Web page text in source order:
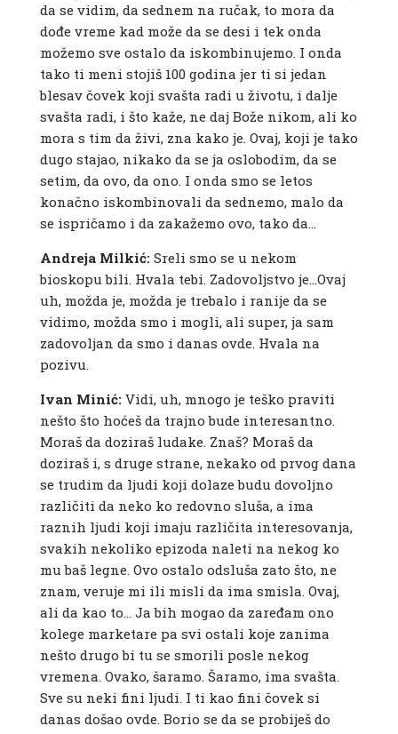
da se vidim, da sednem na ručak, to mora da
dođe vreme kad može da se desi i tek onda
možemo sve ostalo da iskombinujemo. I onda
tako ti meni stojiš 100 godina jer ti si jedan
blesav čovek koji svašta radi u životu, i dalje
svašta radi, i što kaže, ne daj Bože nikom, ali ko
mora s tim da živi, zna kako je. Ovaj, koji je tako
dugo stajao, nikako da se ja oslobodim, da se
setim, da ovo, da ono. I onda smo se letos
konačno iskombinovali da sednemo, malo da
se ispričamo i da zakažemo ovo, tako da…
Andreja Milkić: Sreli smo se u nekom
bioskopu bili. Hvala tebi. Zadovoljstvo je…Ovaj
uh, možda je, možda je trebalo i ranije da se
vidimo, možda smo i mogli, ali super, ja sam
zadovoljan da smo i danas ovde. Hvala na
pozivu.
Ivan Minić: Vidi, uh, mnogo je teško praviti
nešto što hoćeš da trajno bude interesantno.
Moraš da doziraš ludake. Znaš? Moraš da
doziraš i, s druge strane, nekako od prvog dana
se trudim da ljudi koji dolaze budu dovoljno
različiti da neko ko redovno sluša, a ima
raznih ljudi koji imaju različita interesovanja,
svakih nekoliko epizoda naleti na nekog ko
mu baš legne. Ovo ostalo odsluša zato što, ne
znam, veruje mi ili misli da ima smisla. Ovaj,
ali da kao to… Ja bih mogao da zaređam ono
kolege marketare pa svi ostali koje zanima
nešto drugo bi tu se smorili posle nekog
vremena. Ovako, šaramo. Šaramo, ima svašta.
Sve su neki fini ljudi. I ti kao fini čovek si
danas došao ovde. Borio se da se probiješ do